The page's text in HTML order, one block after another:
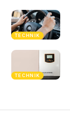
TECHNIK
TECHNIK